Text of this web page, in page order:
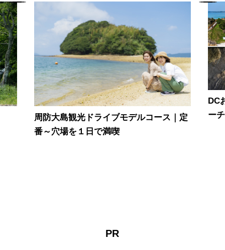
周防大島観光ドライブモデルコース｜定
番～穴場を１日で満喫
DC
ー
PR